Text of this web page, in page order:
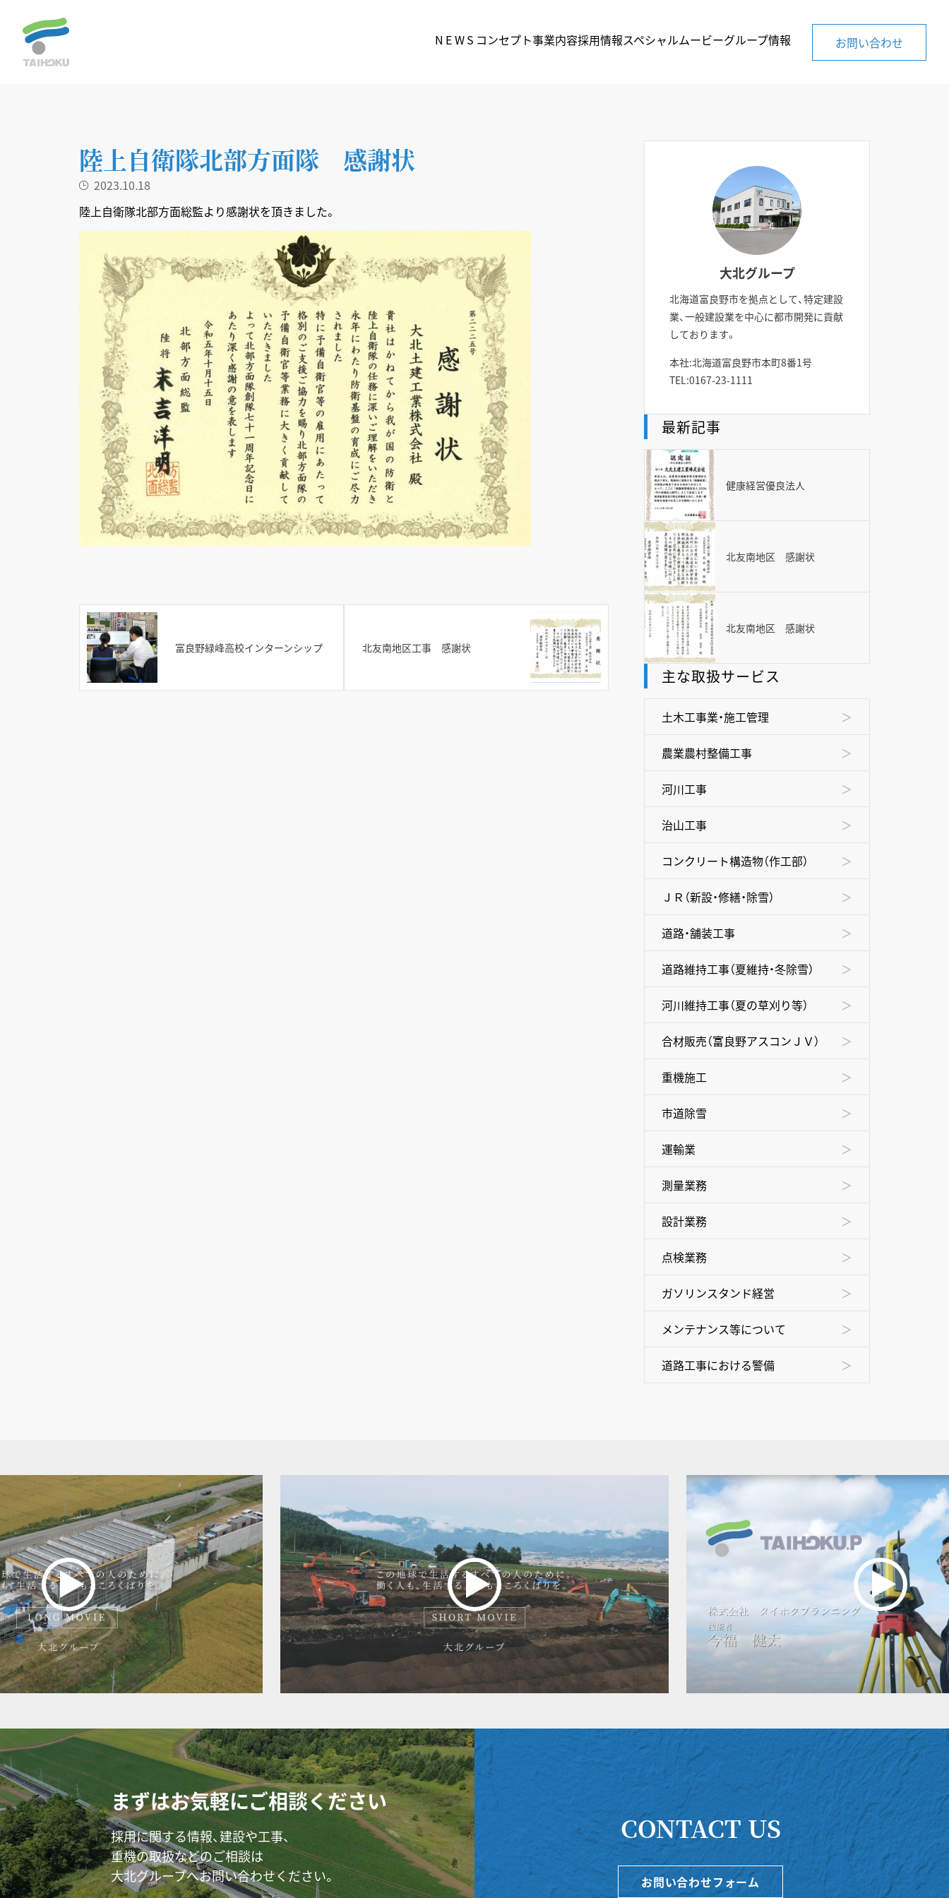
NEWS コンセプト事業内容採用情報スペシャルムービーグループ情報 お問い合わせ
陸上自衛隊北部方面隊 感謝状
2023.10.18
陸上自衛隊北部方面総監より感謝状を頂きました。
富良野緑峰高校インターンシップ 北友南地区工事 感謝状
大北グループ
北海道富良野市を拠点として、特定建設
業、一般建設業を中心に都市開発に貢献
しております。
本社:北海道富良野市本町8番1号
TEL:0167-23-1111
最新記事
健康経営優良法人
北友南地区 感謝状
北友南地区 感謝状
主な取扱サービス
土木工事業・施工管理
農業農村整備工事
河川工事
治山工事
コンクリート構造物（作工部）
ＪＲ（新設・修繕・除雪）
道路・舗装工事
道路維持工事（夏維持・冬除雪）
河川維持工事（夏の草刈り等）
合材販売（富良野アスコンＪＶ）
重機施工
市道除雪
運輸業
測量業務
設計業務
点検業務
ガソリンスタンド経営
メンテナンス等について
道路工事における警備
まずはお気軽にご相談ください
採用に関する情報、建設や工事、
重機の取扱などのご相談は
大北グループへお問い合わせください。
CONTACT US
お問い合わせフォーム